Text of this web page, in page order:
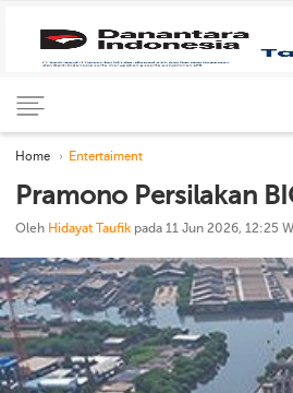
Home Entertaiment
Pramono Persilakan
Oleh Hidayat Taufik pada 11 Jun 2026, 12:25